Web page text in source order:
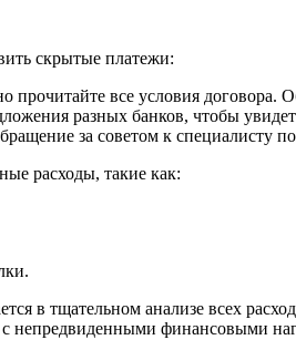
скрытые платежи:
прочитайте все условия
разных банков, чтобы
за советом к специалисту
расходы, такие как:
в тщательном анализе всех
с непредвиденными финансовыми